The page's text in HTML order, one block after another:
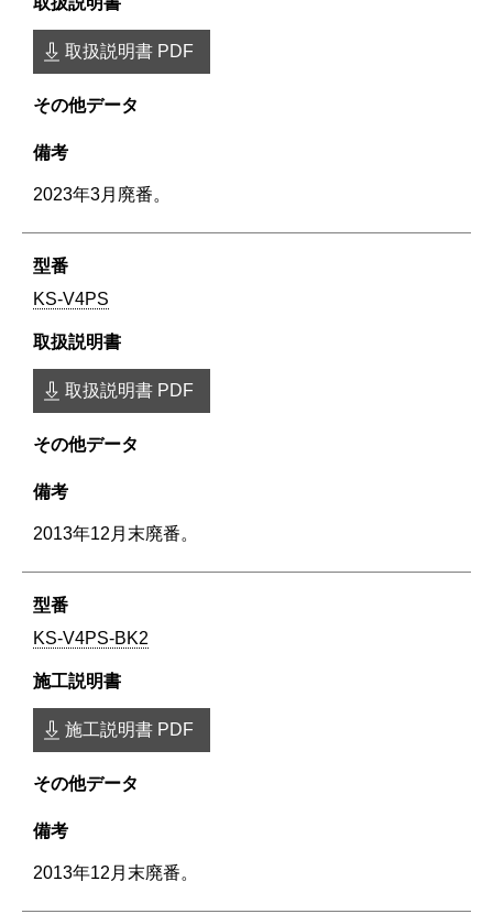
取扱説明書 PDF
2023年3月廃番。
KS-V4PS
取扱説明書 PDF
2013年12月末廃番。
KS-V4PS-BK2
施工説明書 PDF
2013年12月末廃番。